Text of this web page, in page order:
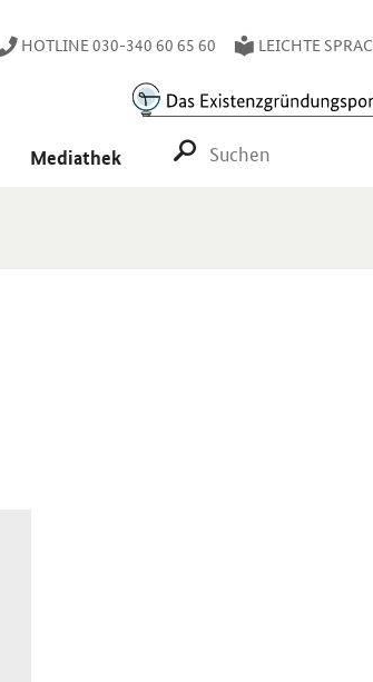
HOTLINE 030-340 60 65 60 LEICHTE
Mediathek SUCHE STARTEN